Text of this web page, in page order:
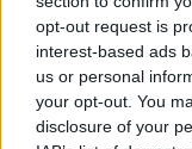
opt-out request is
interest-based ads
us or personal
your opt-out. You
disclosure of your